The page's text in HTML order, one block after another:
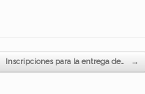
Inscripciones para la entrega de… →